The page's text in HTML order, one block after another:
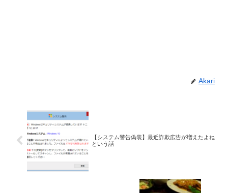
Akari
【システム警告偽装】最近詐欺広告が増えたよね
という話